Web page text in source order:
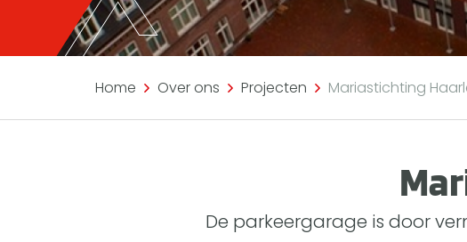
Home Over ons Projecten Mariastichting
De parkeergarage is door